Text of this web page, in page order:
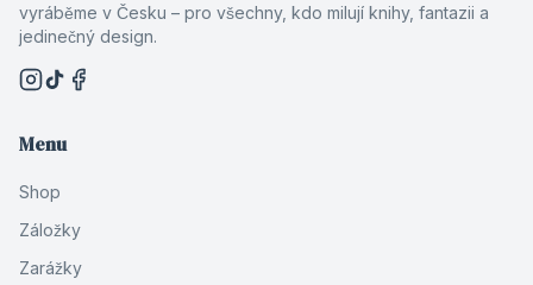
vyráběme v Česku – pro všechny, kdo milují knihy, fantazii a
jedinečný design.
Menu
Shop
Záložky
Zarážky